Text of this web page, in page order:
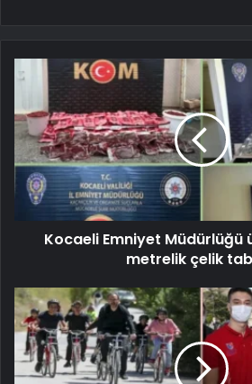
Kocaeli Emniyet Müdürlüğü
metrelik çelik